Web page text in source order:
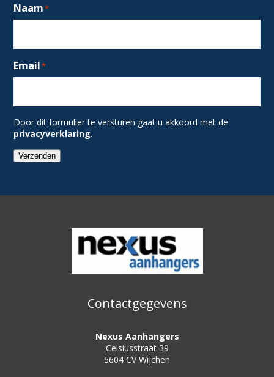
Naam*
Email*
Door dit formulier te versturen gaat u akkoord met de
privacyverklaring.
Verzenden
Contactgegevens
Nexus Aanhangers
Celsiusstraat 39
6604 CV Wijchen